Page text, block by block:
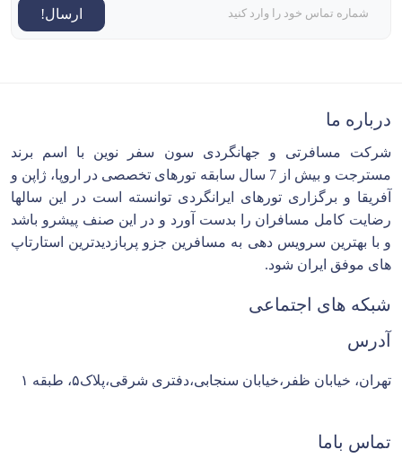
ارسال!
درباره ما
شرکت مسافرتی و جهانگردی سون سفر نوین با اسم برند
مسترجت و بیش از 7 سال سابقه تورهای تخصصی در اروپا، ژاپن و
آفریقا و برگزاری تورهای ایرانگردی توانسته است در این سالها
رضایت کامل مسافران را بدست آورد و در این صنف پیشرو باشد
و با بهترین سرویس دهی به مسافرین جزو پربازدیدترین استارتاپ
های موفق ایران شود.
شبکه های اجتماعی
آدرس
تهران، خیابان ظفر،خیابان سنجابی،دفتری شرقی،پلاک۵، طبقه ۱
تماس باما